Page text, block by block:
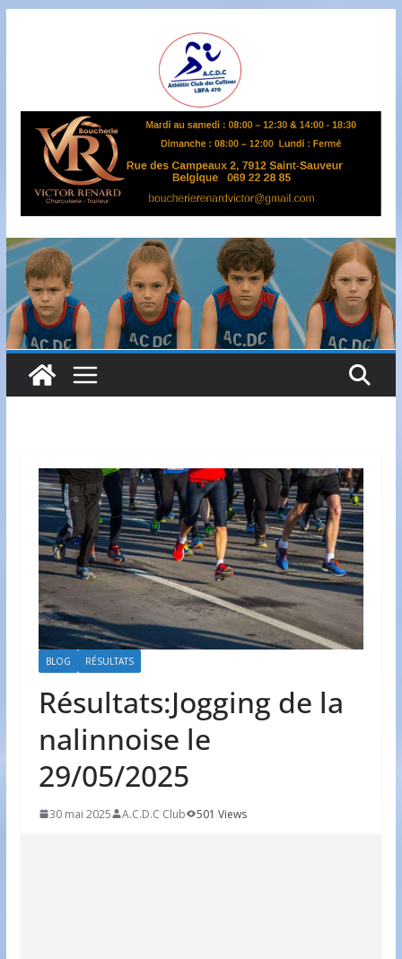
A
S
B
L
L
B
F
A
4
7
BLOG RÉSULTATS
Résultats:Jogging de la
nalinnoise le
29/05/2025
30 mai 2025 A.C.D.C Club 501 Views